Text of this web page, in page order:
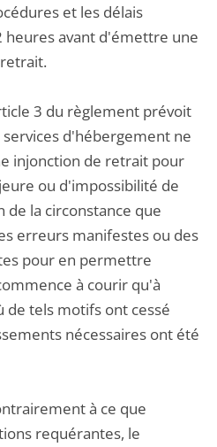
et les délais
heures avant d'émettre une
3 du règlement prévoit
d'hébergement ne
injonction de retrait pour
ou d'impossibilité de
de la circonstance que
erreurs manifestes ou des
pour en permettre
à courir qu'à
tels motifs ont cessé
nécessaires ont été
à ce que
requérantes, le